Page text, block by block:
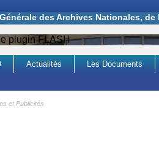
des Archives Nationales,
plugin FLASH
Actualités
Les Documents
et Publicités